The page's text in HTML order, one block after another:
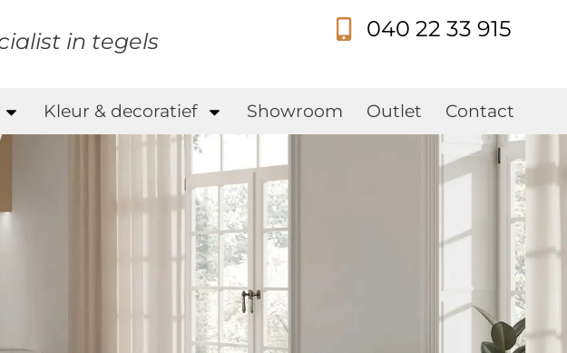
in tegels 040 22 33 915
Kleur & decoratief Showroom Outlet Contact